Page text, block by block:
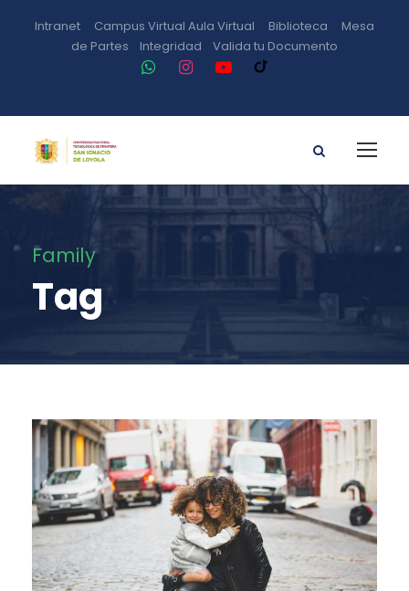
Intranet Campus Virtual Aula Virtual Biblioteca
Mesa
de Partes
Integridad Valida tu Documento
Family
Tag